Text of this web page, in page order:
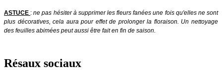
ASTUCE : ne pas hésiter à supprimer les fleurs fanées une fois qu'elles ne sont
plus décoratives, cela aura pour effet de prolonger la floraison. Un nettoyage
des feuilles abimées peut aussi être fait en fin de saison.
Résaux sociaux